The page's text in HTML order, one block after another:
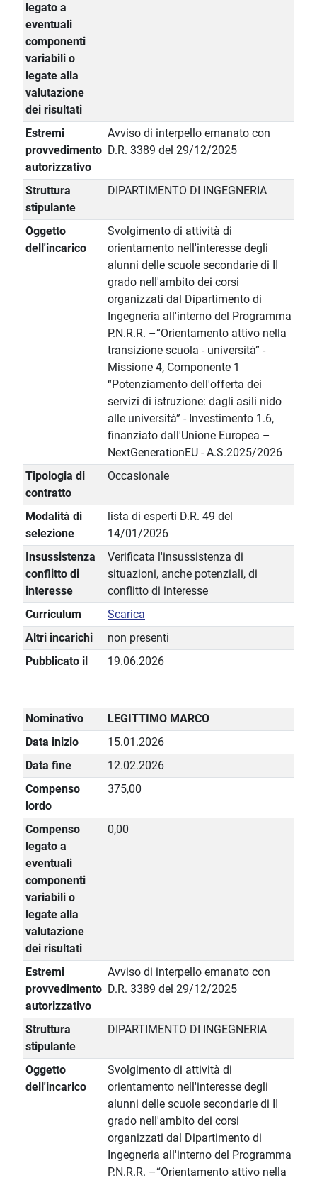
legato a
eventuali
componenti
variabili o
legate alla
valutazione
dei risultati
Estremi
provvedimento
autorizzativo
Avviso di interpello emanato con
D.R. 3389 del 29/12/2025
Struttura
stipulante
DIPARTIMENTO DI INGEGNERIA
Oggetto
dell'incarico
Svolgimento di attività di
orientamento nell'interesse degli
alunni delle scuole secondarie di II
grado nell'ambito dei corsi
organizzati dal Dipartimento di
Ingegneria all'interno del Programma
P.N.R.R. –“Orientamento attivo nella
transizione scuola - università” -
Missione 4, Componente 1
“Potenziamento dell'offerta dei
servizi di istruzione: dagli asili nido
alle università” - Investimento 1.6,
finanziato dall'Unione Europea –
NextGenerationEU - A.S.2025/2026
Tipologia di
contratto
Occasionale
Modalità di
selezione
lista di esperti D.R. 49 del
14/01/2026
Insussistenza
conflitto di
interesse
Verificata l'insussistenza di
situazioni, anche potenziali, di
conflitto di interesse
Curriculum
Scarica
Altri incarichi
non presenti
Pubblicato il
19.06.2026
Nominativo
LEGITTIMO MARCO
Data inizio
15.01.2026
Data fine
12.02.2026
Compenso
lordo
375,00
Compenso
legato a
eventuali
componenti
variabili o
legate alla
valutazione
dei risultati
0,00
Estremi
provvedimento
autorizzativo
Avviso di interpello emanato con
D.R. 3389 del 29/12/2025
Struttura
stipulante
DIPARTIMENTO DI INGEGNERIA
Oggetto
dell'incarico
Svolgimento di attività di
orientamento nell'interesse degli
alunni delle scuole secondarie di II
grado nell'ambito dei corsi
organizzati dal Dipartimento di
Ingegneria all'interno del Programma
P.N.R.R. –“Orientamento attivo nella